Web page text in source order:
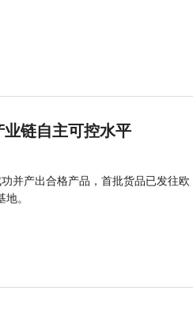
链自主可控水平
并产出合格产品，首批货品已发往欧
。